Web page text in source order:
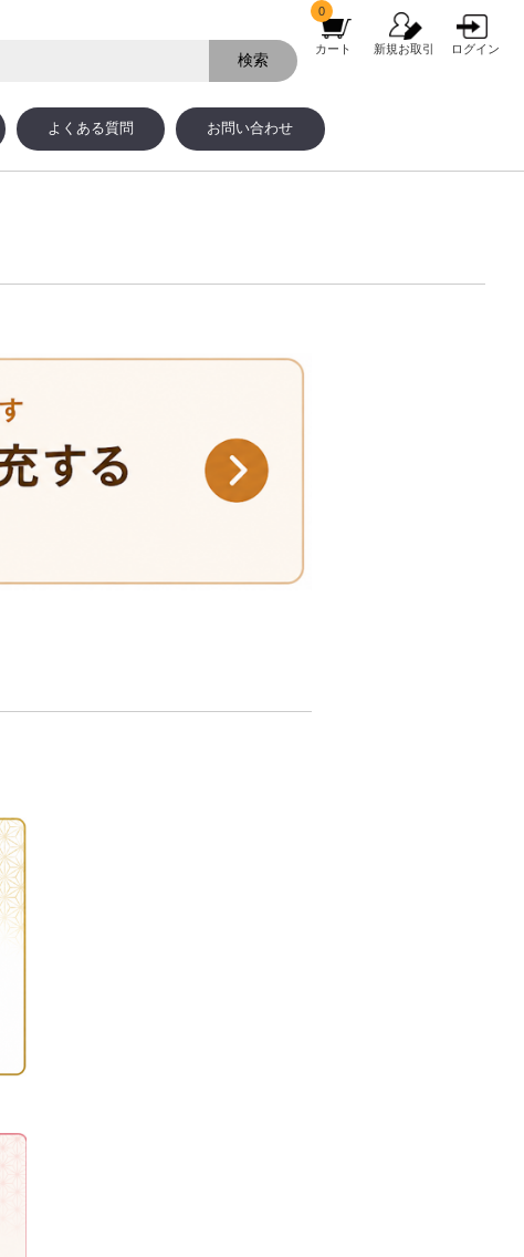
0
カート 新規お取引 ログイン
よくある質問 お問い合わせ